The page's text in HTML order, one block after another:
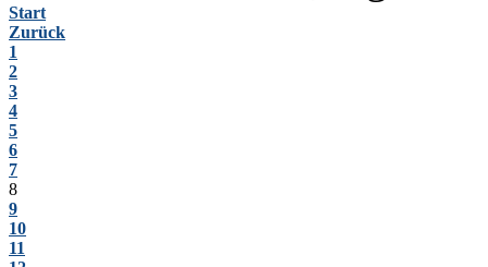
Start
Zurück
1
2
3
4
5
6
7
8
9
10
11